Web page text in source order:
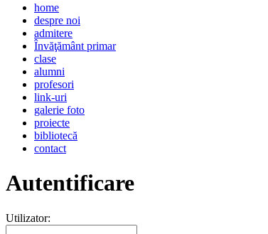
home
despre noi
admitere
Învăţământ primar
clase
alumni
profesori
link-uri
galerie foto
proiecte
bibliotecă
contact
Autentificare
Utilizator: